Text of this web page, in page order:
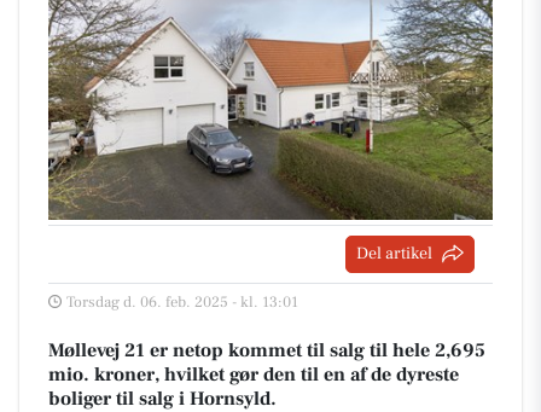
Del artikel
Torsdag d. 06. feb. 2025 - kl. 13:01
Møllevej 21 er netop kommet til salg til hele 2,695
mio. kroner, hvilket gør den til en af de dyreste
boliger til salg i Hornsyld.